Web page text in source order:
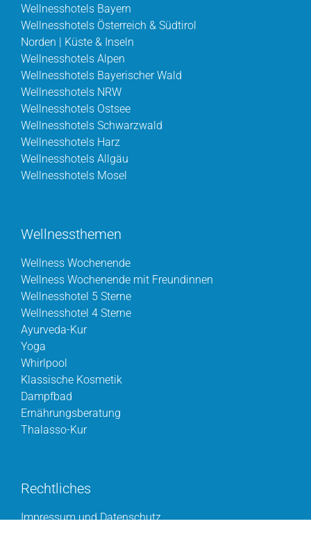
Wellnesshotels Bayern
Wellnesshotels Österreich & Südtirol
Norden | Küste & Inseln
Wellnesshotels Alpen
Wellnesshotels Bayerischer Wald
Wellnesshotels NRW
Wellnesshotels Ostsee
Wellnesshotels Schwarzwald
Wellnesshotels Harz
Wellnesshotels Allgäu
Wellnesshotels Mosel
Wellnessthemen
Wellness Wochenende
Wellness Wochenende mit Freundinnen
Wellnesshotel 5 Sterne
Wellnesshotel 4 Sterne
Ayurveda-Kur
Yoga
Whirlpool
Klassische Kosmetik
Dampfbad
Ernährungsberatung
Thalasso-Kur
Rechtliches
Impressum und Datenschutz